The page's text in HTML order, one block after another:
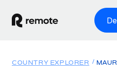
COUNTRY EXPLORER